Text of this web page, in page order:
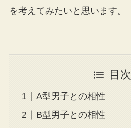
を考えてみたいと思います。
目次
A型男子との相性
B型男子との相性